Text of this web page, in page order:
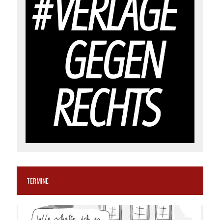
TERMINE